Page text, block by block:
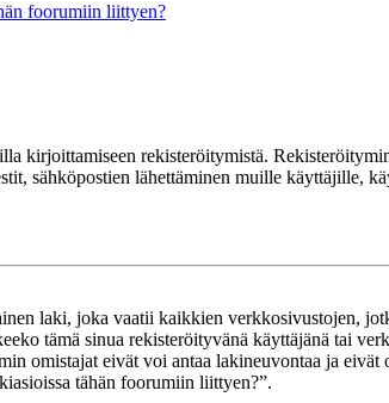
foorumiin liittyen?
kirjoittamiseen rekisteröitymistä.
sähköpostien lähettäminen muille käyttäjille,
laki, joka vaatii kaikkien verkkosivustojen,
tämä sinua rekisteröityvänä käyttäjänä tai
omistajat eivät voi antaa lakineuvontaa ja
tähän foorumiin liittyen?”.